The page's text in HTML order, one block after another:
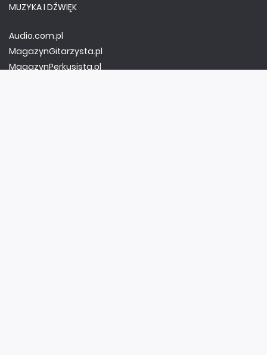
MUZYKA I DŹWIĘK
Audio.com.pl
MagazynGitarzysta.pl
MagazynPerkusista.pl